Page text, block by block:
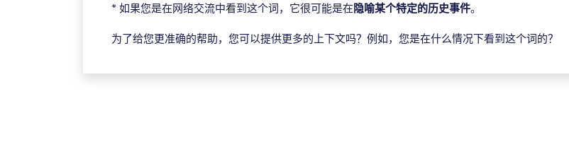
* 如果您是在网络交流中看到这个词，它很可能是在隐喻某个特定的历史事件。
为了给您更准确的帮助，您可以提供更多的上下文吗？例如，您是在什么情况下看到这个词的？